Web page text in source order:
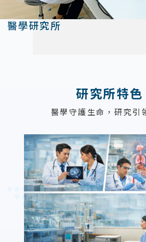
醫學研究所
研究所特色
醫學守護生命，研究引